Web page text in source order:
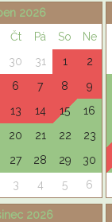
2026
Čt Pá So
Ne
30 31 1
2
6 7 8
9
13 14 15
16
20 21 22
23
27 28 29
30
3 4 5 6
2026